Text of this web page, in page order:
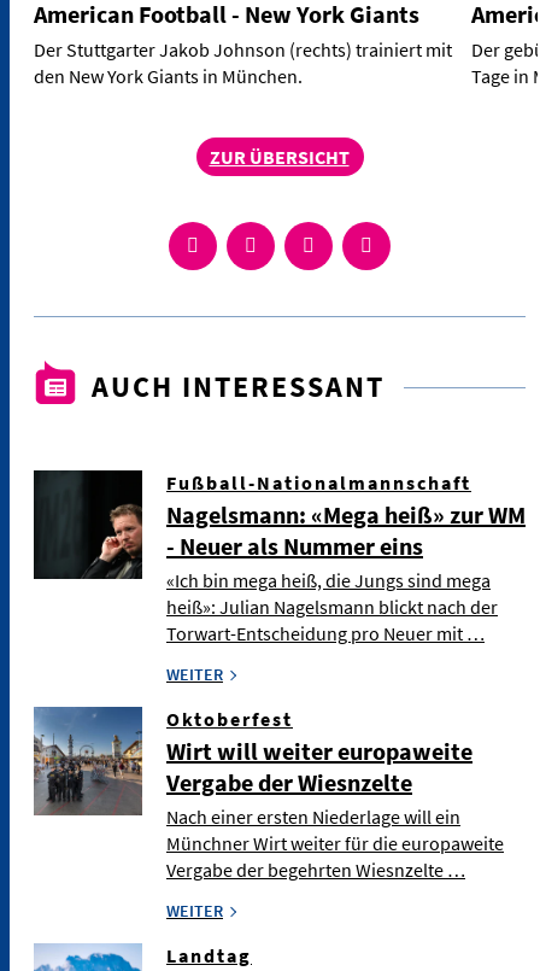
American Football - New York Giants
Der Stuttgarter Jakob Johnson (rechts) trainiert mit
den New York Giants in München.
Der
Tage in
ZUR ÜBERSICHT
AUCH INTERESSANT
Fußball-Nationalmannschaft
Nagelsmann: «Mega heiß» zur WM
- Neuer als Nummer eins
«Ich bin mega heiß, die Jungs sind mega
heiß»: Julian Nagelsmann blickt nach der
Torwart-Entscheidung pro Neuer mit …
WEITER
Oktoberfest
Wirt will weiter europaweite
Vergabe der Wiesnzelte
Nach einer ersten Niederlage will ein
Münchner Wirt weiter für die europaweite
Vergabe der begehrten Wiesnzelte …
WEITER
Landtag